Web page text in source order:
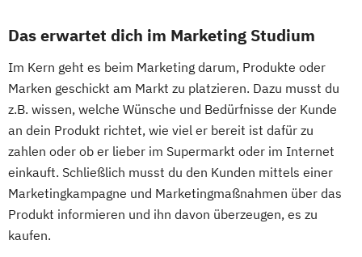
Das erwartet dich im Marketing Studium
Im Kern geht es beim Marketing darum, Produkte oder
Marken geschickt am Markt zu platzieren. Dazu musst du
z.B. wissen, welche Wünsche und Bedürfnisse der Kunde
an dein Produkt richtet, wie viel er bereit ist dafür zu
zahlen oder ob er lieber im Supermarkt oder im Internet
einkauft. Schließlich musst du den Kunden mittels einer
Marketingkampagne und Marketingmaßnahmen über das
Produkt informieren und ihn davon überzeugen, es zu
kaufen.